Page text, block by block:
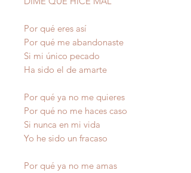
Por qué eres así
Por qué me abandonaste
Si mi único pecado
Ha sido el de amarte
Por qué ya no me quieres
Por qué no me haces caso
Si nunca en mi vida
Yo he sido un fracaso
Por qué ya no me amas